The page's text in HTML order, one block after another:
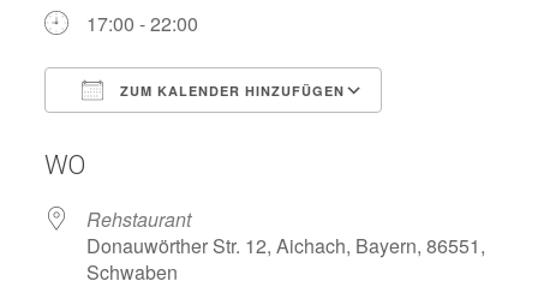
17:00 - 22:00
ZUM KALENDER HINZUFÜGEN
WO
Rehstaurant
Donauwörther Str. 12, Aichach, Bayern, 86551,
Schwaben